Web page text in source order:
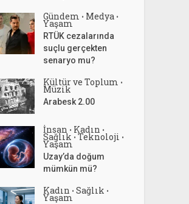
Gündem • Medya •
Yaşam
RTÜK cezalarında
suçlu gerçekten
senaryo mu?
Kültür ve Toplum •
Müzik
Arabesk 2.00
İnsan • Kadın •
Sağlık • Teknoloji •
Yaşam
Uzay’da doğum
mümkün mü?
Kadın • Sağlık •
Yaşam